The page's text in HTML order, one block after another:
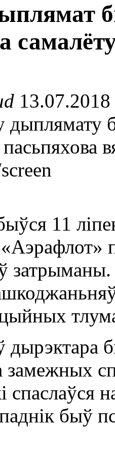
11
дырэктара
замежных
спаслаўся
быў